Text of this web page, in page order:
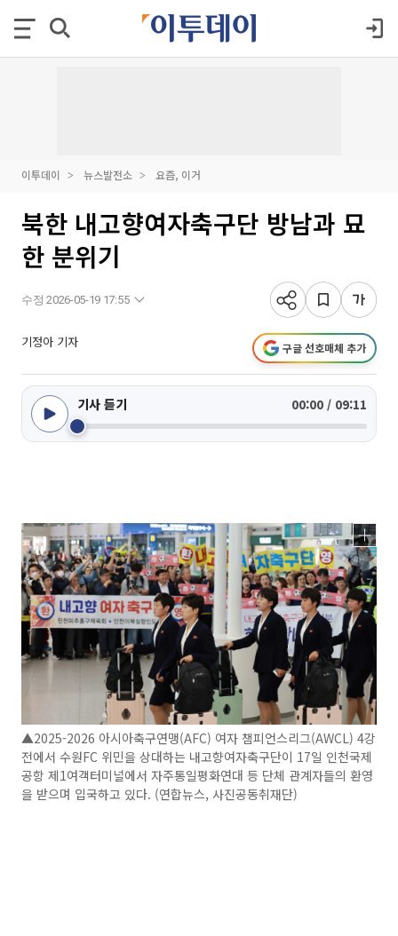
이투데이 뉴스발전소 요즘, 이거
북한 내고향여자축구단 방남과 묘
한 분위기
수정 2026-05-19 17:55
기정아 기자 구글 선호매체 추가
기사 듣기 00:00 / 09:11
▲2025-2026 아시아축구연맹(AFC) 여자 챔피언스리그(AWCL) 4강
전에서 수원FC 위민을 상대하는 내고향여자축구단이 17일 인천국제
공항 제1여객터미널에서 자주통일평화연대 등 단체 관계자들의 환영
을 받으며 입국하고 있다. (연합뉴스, 사진공동취재단)